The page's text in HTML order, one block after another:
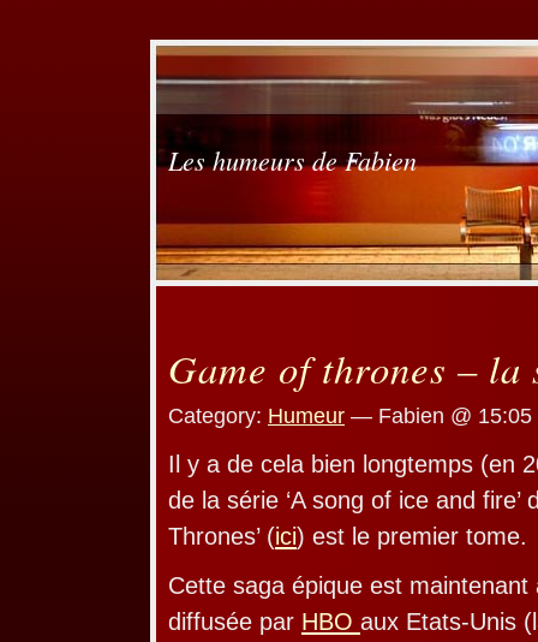
Les humeurs de Fabien
Game of thrones – la
Category: Humeur — Fabien @ 15:05
Il y a de cela bien longtemps (en
de la série ‘A song of ice and fire’
Thrones’ (ici) est le premier tome.
Cette saga épique est
diffusée par HBO aux Etats-Unis